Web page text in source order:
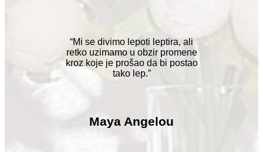
“Mi se divimo lepoti leptira, ali
retko uzimamo u obzir promene
kroz koje je prošao da bi postao
tako lep.”
Maya Angelou